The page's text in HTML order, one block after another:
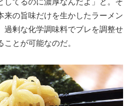
してるのに濃厚なんだよ」と。そ
来の旨味だけを生かしたラーメン
過剰な化学調味料でブレを調整せ
とが可能なのだ。